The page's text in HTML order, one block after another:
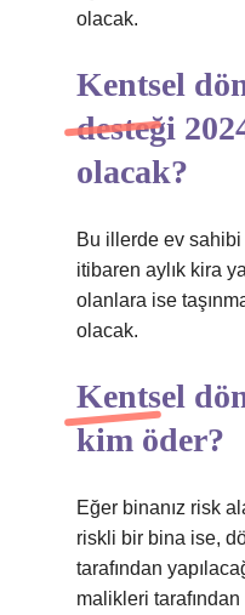
olacak.
Kentsel
desteği
olacak?
Bu illerde ev sahibi
itibaren aylık kira
olanlara ise
olacak.
Kentsel
kim öder?
Eğer binanız risk
riskli bir bina ise,
tarafından
malikleri tarafından